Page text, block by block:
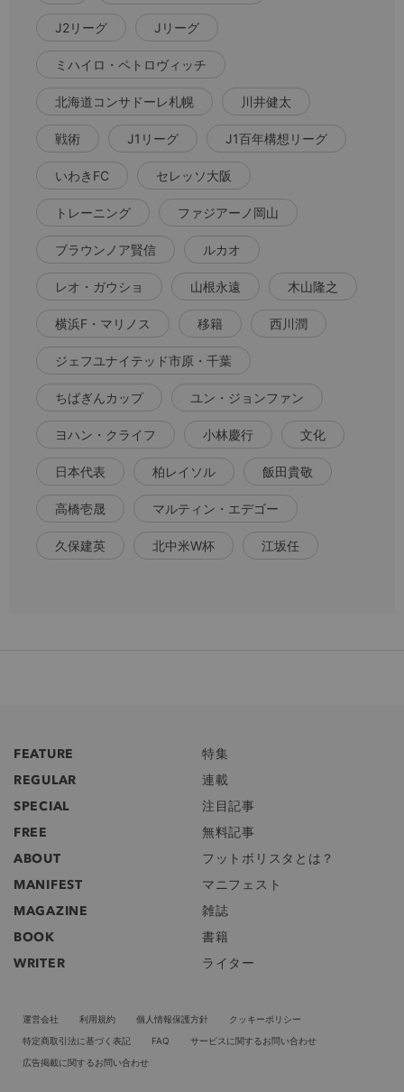
J2リーグ Jリーグ
ミハイロ・ペトロヴィッチ
北海道コンサドーレ札幌 川井健太
戦術 J1リーグ J1百年構想リーグ
いわきFC セレッソ大阪
トレーニング ファジアーノ岡山
ブラウンノア賢信 ルカオ
レオ・ガウショ 山根永遠 木山隆之
横浜F・マリノス 移籍 西川潤
ジェフユナイテッド市原・千葉
ちばぎんカップ ユン・ジョンファン
ヨハン・クライフ 小林慶行 文化
日本代表 柏レイソル 飯田貴敬
高橋壱晟 マルティン・エデゴー
久保建英 北中米W杯 江坂任
FEATURE
特集
REGULAR
連載
SPECIAL
注目記事
FREE
無料記事
ABOUT
フットボリスタとは？
MANIFEST
マニフェスト
MAGAZINE
雑誌
BOOK
書籍
WRITER
ライター
運営会社 利用規約 個人情報保護方針
クッキーポリシー
特定商取引法に基づく表記
FAQ
サービスに関するお問い合わせ
広告掲載に関するお問い合わせ